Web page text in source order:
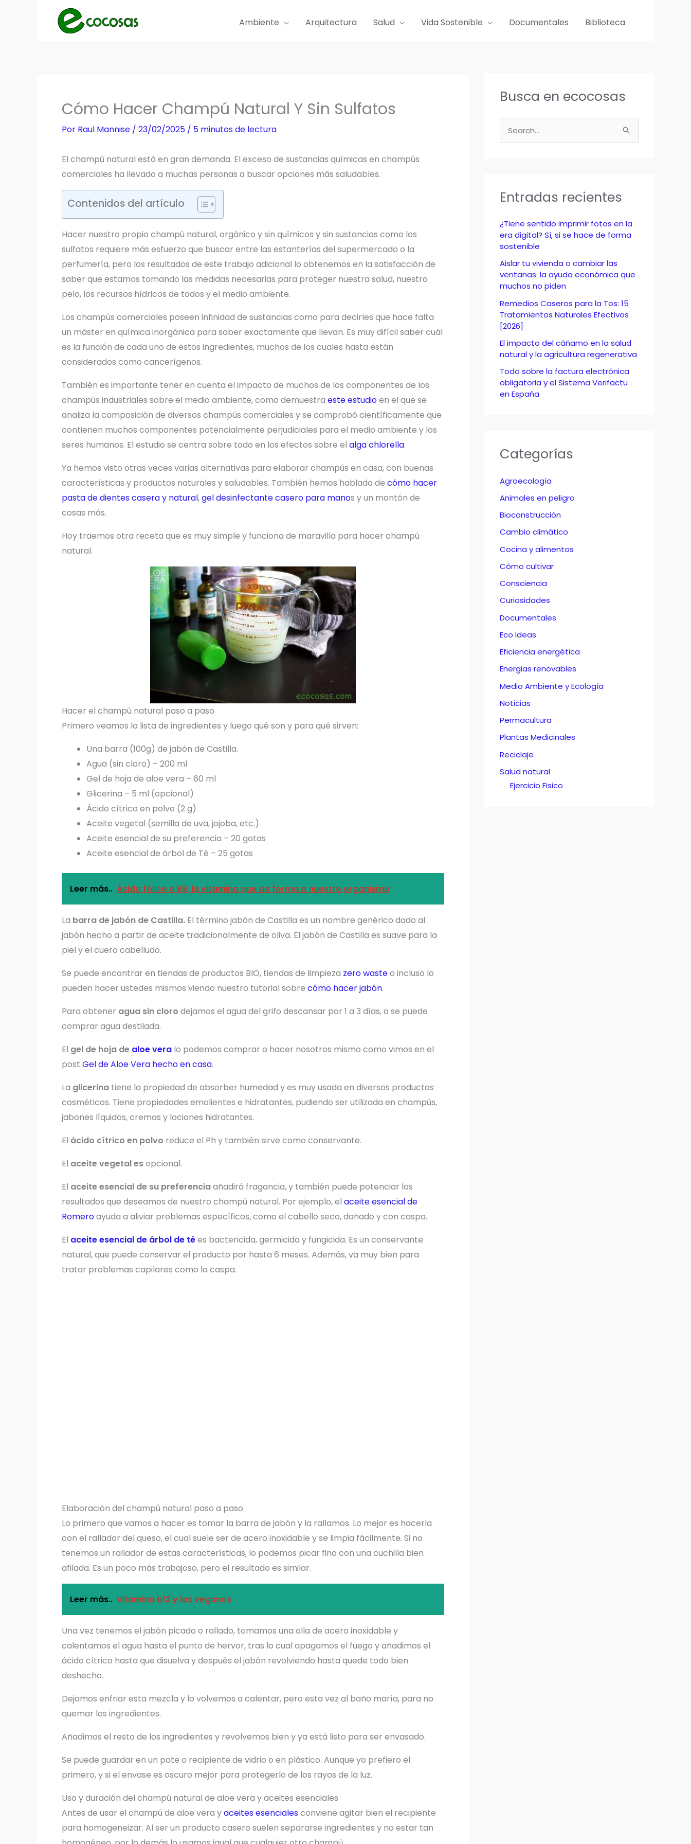
Ambiente Arquitectura Salud Vida Sostenible Documentales Biblioteca
Cómo Hacer Champú Natural Y Sin Sulfatos
Por Raul Mannise / 23/02/2025 / 5 minutos de lectura
El champú natural está en gran demanda. El exceso de sustancias químicas en champús
comerciales ha llevado a muchas personas a buscar opciones más saludables.
Contenidos del artículo
Hacer nuestro propio champú natural, orgánico y sin químicos y sin sustancias como los
sulfatos requiere más esfuerzo que buscar entre las estanterías del supermercado o la
perfumería, pero los resultados de este trabajo adicional lo obtenemos en la satisfacción de
saber que estamos tomando las medidas necesarias para proteger nuestra salud, nuestro
pelo, los recursos hídricos de todos y el medio ambiente.
Los champús comerciales poseen infinidad de sustancias como para decirles que hace falta
un máster en química inorgánica para saber exactamente que llevan. Es muy difícil saber cuál
es la función de cada uno de estos ingredientes, muchos de los cuales hasta están
considerados como cancerígenos.
También es importante tener en cuenta el impacto de muchos de los componentes de los
champús industriales sobre el medio ambiente, como demuestra este estudioen el que se
analiza la composición de diversos champús comerciales y se comprobó científicamente que
contienen muchos componentes potencialmente perjudiciales para el medio ambiente y los
seres humanos. El estudio se centra sobre todo en los efectos sobre el alga chlorella.
Ya hemos visto otras veces varias alternativas para elaborar champús en casa, con buenas
características y productos naturales y saludables. También hemos hablado de cómo hacer
pasta de dientes casera y natural,gel desinfectante casero para manos y un montón de
cosas más.
Hoy traemos otra receta que es muy simple y funciona de maravilla para hacer champú
natural.
Hacer el champú natural paso a paso
Primero veamos la lista de ingredientes y luego qué son y para qué sirven:
Una barra (100g) de jabón de Castilla.
Agua (sin cloro) – 200 ml
Gel de hoja de aloe vera – 60 ml
Glicerina – 5 ml (opcional)
Ácido cítrico en polvo (2 g)
Aceite vegetal (semilla de uva, jojoba, etc.)
Aceite esencial de su preferencia – 20 gotas
Aceite esencial de árbol de Té – 25 gotas
Leer más.. Ácido fólico o B9, la vitamina que da forma a nuestro organismo
La barra de jabón de Castilla. El término jabón de Castilla es un nombre genérico dado al
jabón hecho a partir de aceite tradicionalmente de oliva. El jabón de Castilla es suave para la
piel y el cuero cabelludo.
Se puede encontrar en tiendas de productos BIO, tiendas de limpieza zero wasteo incluso lo
pueden hacer ustedes mismos viendo nuestro tutorial sobre cómo hacer jabón.
Para obtener agua sin cloro dejamos el agua del grifo descansar por 1 a 3 días, o se puede
comprar agua destilada.
El gel de hoja de aloe vera lo podemos comprar o hacer nosotros mismo como vimos en el
post Gel de Aloe Vera hecho en casa.
La glicerina tiene la propiedad de absorber humedad y es muy usada en diversos productos
cosméticos. Tiene propiedades emolientes e hidratantes, pudiendo ser utilizada en champús,
jabones líquidos, cremas y lociones hidratantes.
El ácido cítrico en polvo reduce el Ph y también sirve como conservante.
El aceite vegetal esopcional.
El aceite esencial de su preferenciaañadirá fragancia, y también puede potenciar los
resultados que deseamos de nuestro champú natural. Por ejemplo, el aceite esencial de
Romeroayuda a aliviar problemas específicos, como el cabello seco, dañado y con caspa.
El aceite esencial de árbol de tées bactericida, germicida y fungicida. Es un conservante
natural, que puede conservar el producto por hasta 6 meses. Además, va muy bien para
tratar problemas capilares como la caspa.
Elaboración del champú natural paso a paso
Lo primero que vamos a hacer es tomar la barra de jabón y la rallamos. Lo mejor es hacerla
con el rallador del queso, el cual suele ser de acero inoxidable y se limpia fácilmente. Si no
tenemos un rallador de estas características, lo podemos picar fino con una cuchilla bien
afilada. Es un poco más trabajoso, pero el resultado es similar.
Leer más.. Vitamina b12 y los veganos
Una vez tenemos el jabón picado o rallado, tomamos una olla de acero inoxidable y
calentamos el agua hasta el punto de hervor, tras lo cual apagamos el fuego y añadimos el
ácido cítrico hasta que disuelva y después el jabón revolviendo hasta quede todo bien
deshecho.
Dejamos enfriar esta mezcla y lo volvemos a calentar, pero esta vez al baño maría, para no
quemar los ingredientes.
Añadimos el resto de los ingredientes y revolvemos bien y ya está listo para ser envasado.
Se puede guardar en un pote o recipiente de vidrio o en plástico. Aunque yo prefiero el
primero, y si el envase es oscuro mejor para protegerlo de los rayos de la luz.
Uso y duración del champú natural de aloe vera y aceites esenciales
Antes de usar el champú de aloe vera yaceites esencialesconviene agitar bien el recipiente
para homogeneizar. Al ser un producto casero suelen separarse ingredientes y no estar tan
Busca en ecocosas
u
r
o
r
:
Entradas recientes
¿Tiene sentido imprimir fotos en la
era digital? Sí, si se hace de forma
sostenible
Aislar tu vivienda o cambiar las
ventanas: la ayuda económica que
muchos no piden
Remedios Caseros para la Tos: 15
Tratamientos Naturales Efectivos
[2026]
El impacto del cáñamo en la salud
natural y la agricultura regenerativa
Todo sobre la factura electrónica
obligatoria y el Sistema Verifactu
en España
Categorías
Agroecología
Animales en peligro
Bioconstrucción
Cambio climático
Cocina y alimentos
Cómo cultivar
Consciencia
Curiosidades
Documentales
Eco Ideas
Eficiencia energética
Energias renovables
Medio Ambiente y Ecología
Noticias
Permacultura
Plantas Medicinales
Reciclaje
Salud natural
Ejercicio Fisico